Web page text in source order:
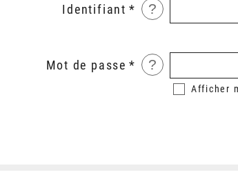
Identifiant ?
Mot de passe ?
Afficher